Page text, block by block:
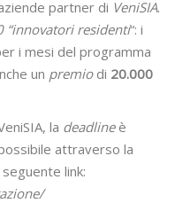
partner di VeniSIA.
“innovatori residenti“: i
i mesi del programma
un premiodi 20.000
la deadlineè
attraverso la
link: